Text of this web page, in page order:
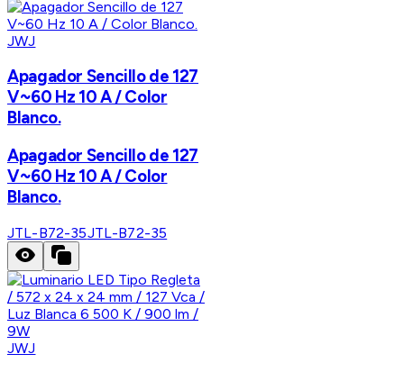
JWJ
Apagador Sencillo de 127
V~60 Hz 10 A / Color
Blanco.
Apagador Sencillo de 127
V~60 Hz 10 A / Color
Blanco.
JTL-B72-35JTL-B72-35
JWJ